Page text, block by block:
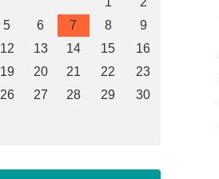
5 6 7 8
9
12 13 14 15
16
19 20 21 22
23
26 27 28 29
30